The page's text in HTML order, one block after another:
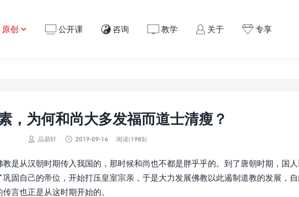
原创  公开课  咨询 教学  关于  专享
，为何和尚大多发福而道士清瘦？
 品易轩  2019-09-16 阅读(1985)
是从汉朝时期传入我国的，那时候和尚也不都是胖乎乎的。到了唐朝时期，国
固自己的帝位，开始打压皇室宗亲，于是大力发展佛教以此遏制道教的发展，自
言也正是从这时期开始的。